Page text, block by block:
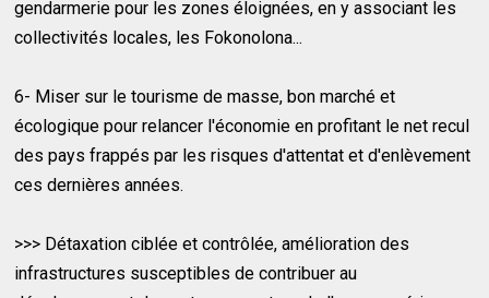
gendarmerie pour les zones éloignées, en y associant les
collectivités locales, les Fokonolona...
6- Miser sur le tourisme de masse, bon marché et
écologique pour relancer l'économie en profitant le net recul
des pays frappés par les risques d'attentat et d'enlèvement
ces dernières années.
>>> Détaxation ciblée et contrôlée, amélioration des
infrastructures susceptibles de contribuer au